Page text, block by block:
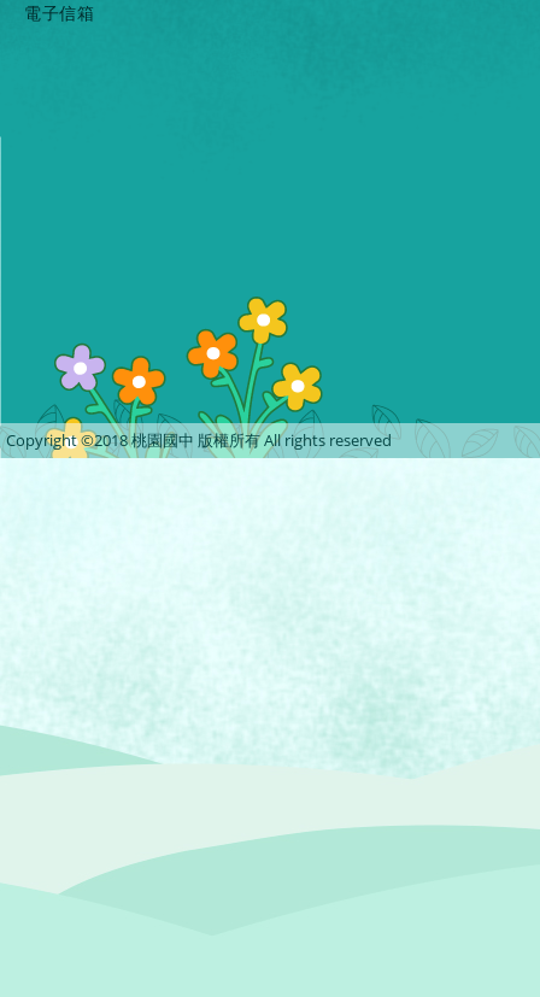
電子信箱
Copyright ©2018 桃園國中 版權所有 All rights reserved